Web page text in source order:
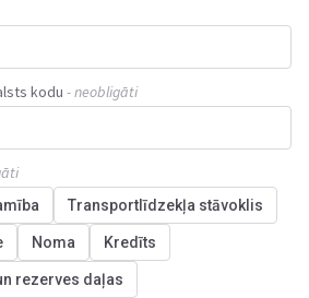
kodu - neobligāti
Transportlīdzekļa stāvoklis
Noma Kredīts
rezerves daļas